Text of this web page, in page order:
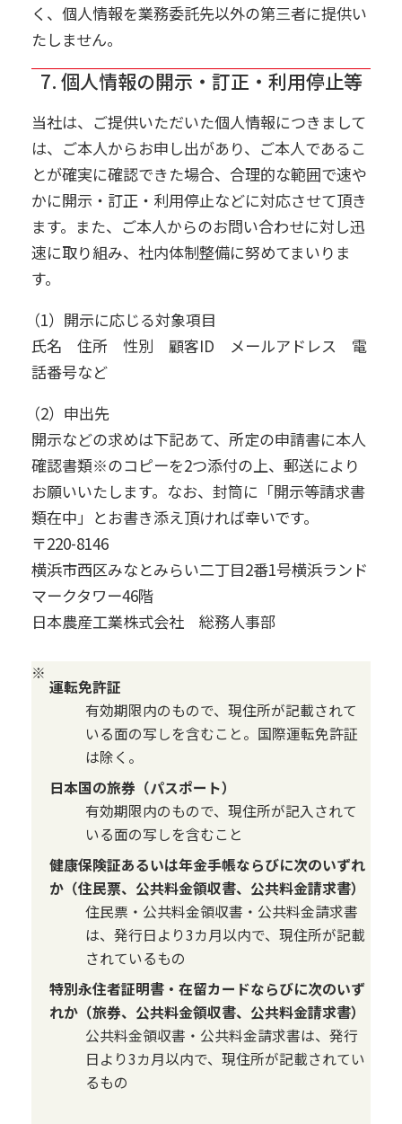
く、個人情報を業務委託先以外の第三者に提供い
たしません。
7. 個人情報の開示・訂正・利用停止等
当社は、ご提供いただいた個人情報につきまして
は、ご本人からお申し出があり、ご本人であるこ
とが確実に確認できた場合、合理的な範囲で速や
かに開示・訂正・利用停止などに対応させて頂き
ます。また、ご本人からのお問い合わせに対し迅
速に取り組み、社内体制整備に努めてまいりま
す。
（1）開示に応じる対象項目
氏名 住所 性別 顧客ID メールアドレス 電
話番号など
（2）申出先
開示などの求めは下記あて、所定の申請書に本人
確認書類※のコピーを2つ添付の上、郵送により
お願いいたします。なお、封筒に「開示等請求書
類在中」とお書き添え頂ければ幸いです。
〒220-8146
横浜市西区みなとみらい二丁目2番1号横浜ランド
マークタワー46階
日本農産工業株式会社 総務人事部
※
運転免許証
有効期限内のもので、現住所が記載されて
いる面の写しを含むこと。国際運転免許証
は除く。
日本国の旅券（パスポート）
有効期限内のもので、現住所が記入されて
いる面の写しを含むこと
健康保険証あるいは年金手帳ならびに次のいずれ
か（住民票、公共料金領収書、公共料金請求書）
住民票・公共料金領収書・公共料金請求書
は、発行日より3カ月以内で、現住所が記載
されているもの
特別永住者証明書・在留カードならびに次のいず
れか（旅券、公共料金領収書、公共料金請求書）
公共料金領収書・公共料金請求書は、発行
日より3カ月以内で、現住所が記載されてい
るもの